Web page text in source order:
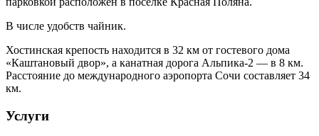
В числе удобств чайник.
Хостинская крепость находится в 32 км от гостевого дома
«Каштановый двор», а канатная дорога Альпика-2 — в 8 км.
Расстояние до международного аэропорта Сочи составляет 34
км.
Услуги